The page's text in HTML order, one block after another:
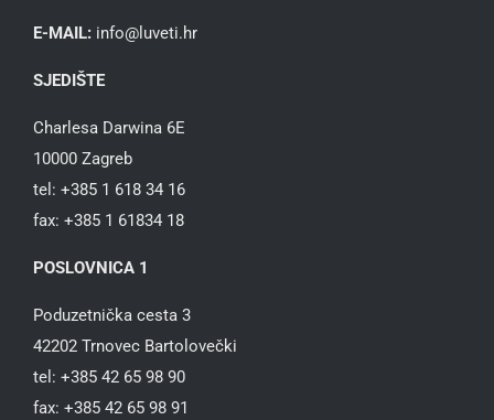
E-MAIL: info@luveti.hr
SJEDIŠTE
Charlesa Darwina 6E
10000 Zagreb
tel: +385 1 618 34 16
fax: +385 1 61834 18
POSLOVNICA 1
Poduzetnička cesta 3
42202 Trnovec Bartolovečki
tel: +385 42 65 98 90
fax: +385 42 65 98 91